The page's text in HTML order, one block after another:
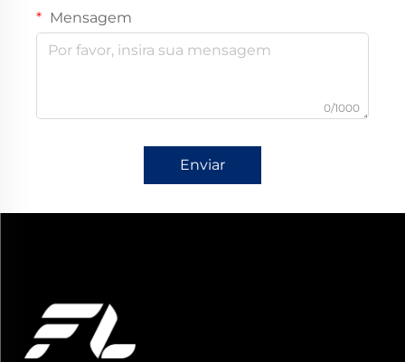
Mensagem
0/1000
Enviar